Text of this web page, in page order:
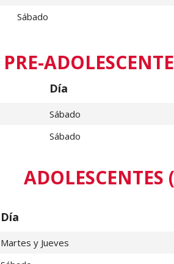
Sábado
PRE-
Día
Sábado
Sábado
Día
Martes y Jueves